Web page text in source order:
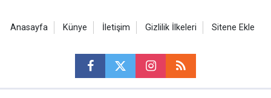
Anasayfa Künye İletişim Gizlilik İlkeleri Sitene Ekle